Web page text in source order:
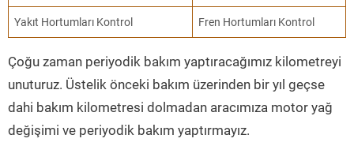
Yakıt Hortumları Kontrol Fren Hortumları Kontrol
Çoğu zaman periyodik bakım yaptıracağımız kilometreyi
unuturuz. Üstelik önceki bakım üzerinden bir yıl geçse
dahi bakım kilometresi dolmadan aracımıza motor yağ
değişimi ve periyodik bakım yaptırmayız.